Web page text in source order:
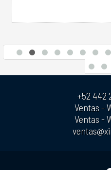
+52 442
Ventas -
Ventas -